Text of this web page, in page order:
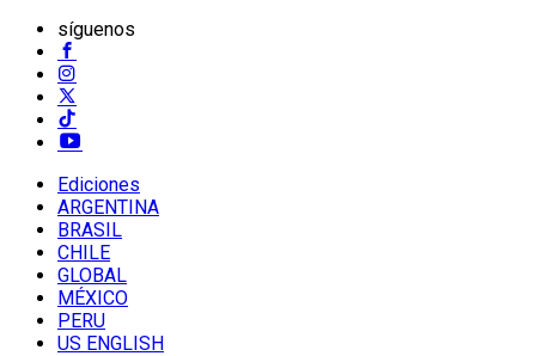
síguenos
Ediciones
ARGENTINA
BRASIL
CHILE
GLOBAL
MÉXICO
PERU
US ENGLISH